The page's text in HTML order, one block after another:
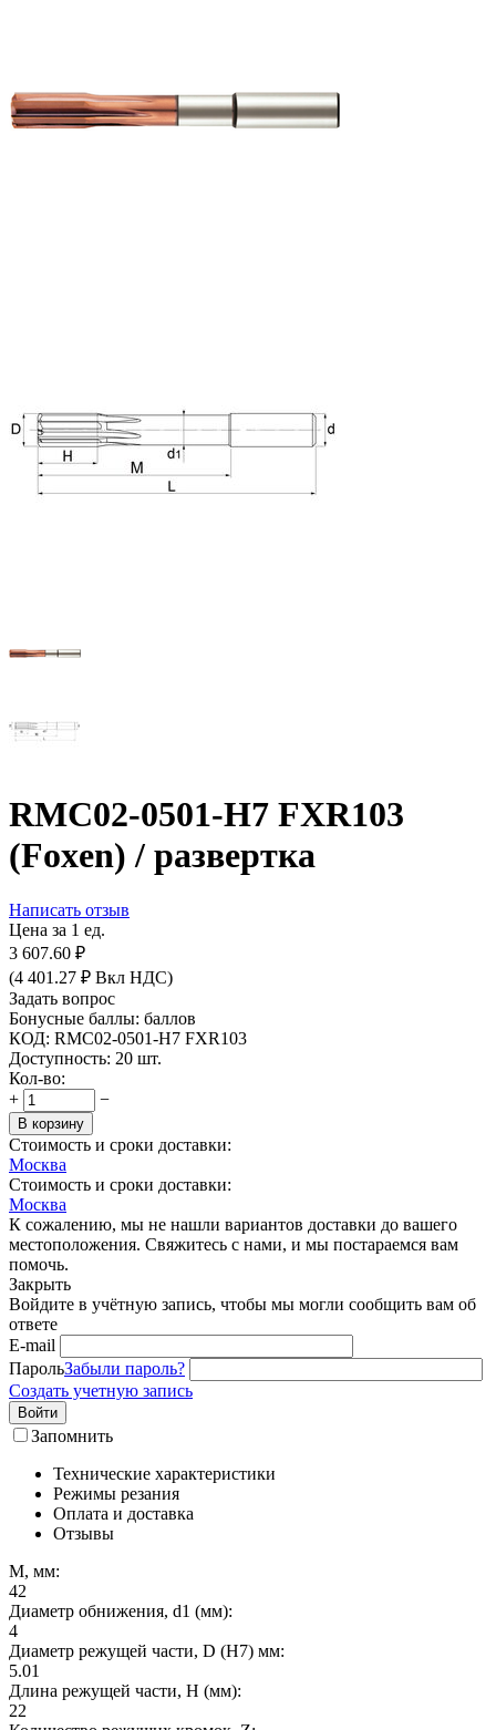
RMC02-0501-H7 FXR103
(Foxen) / развертка
Написать отзыв
Цена за 1 ед.
3 607.60 ₽
(4 401.27 ₽ Вкл НДС)
Задать вопрос
Бонусные баллы: баллов
КОД: RMC02-0501-H7 FXR103
Доступность: 20 шт.
Кол-во:
+
−
В корзину
Стоимость и сроки доставки:
Москва
Стоимость и сроки доставки:
Москва
К сожалению, мы не нашли вариантов доставки до вашего
местоположения. Свяжитесь с нами, и мы постараемся вам
помочь.
Закрыть
Войдите в учётную запись, чтобы мы могли сообщить вам об
ответе
E-mail
ПарольЗабыли пароль?
Создать учетную запись
Войти
Запомнить
Технические характеристики
Режимы резания
Оплата и доставка
Отзывы
M, мм:
42
Диаметр обнижения, d1 (мм):
4
Диаметр режущей части, D (H7) мм:
5.01
Длина режущей части, H (мм):
22